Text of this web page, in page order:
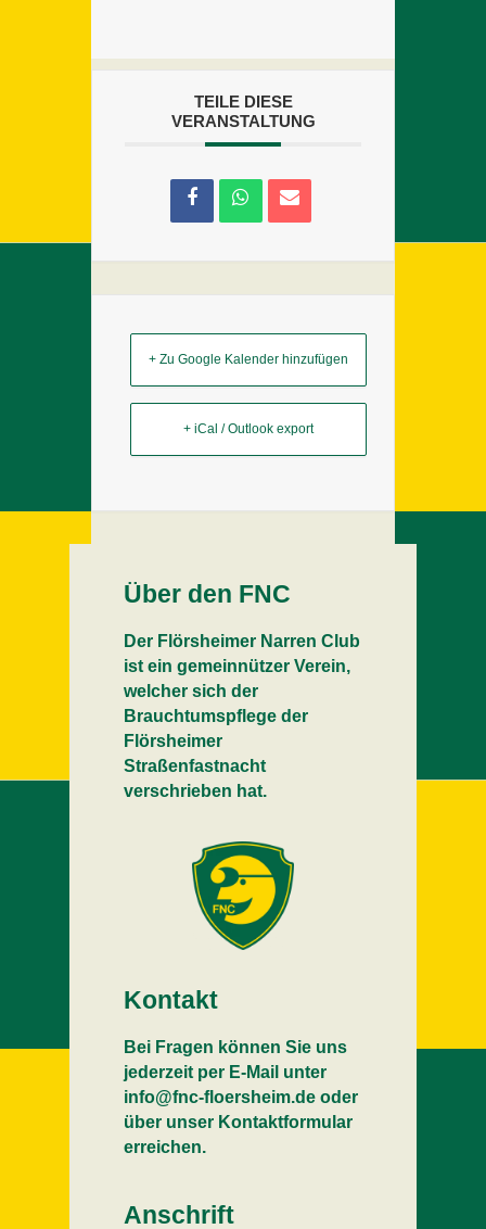
TEILE DIESE
VERANSTALTUNG
+ Zu Google Kalender hinzufügen
+ iCal / Outlook export
Über den FNC
Der Flörsheimer Narren Club
ist ein gemeinnützer Verein,
welcher sich der
Brauchtumspflege der
Flörsheimer
Straßenfastnacht
verschrieben hat.
Kontakt
Bei Fragen können Sie uns
jederzeit per E-Mail unter
info@fnc-floersheim.de oder
über unser Kontaktformular
erreichen.
Anschrift